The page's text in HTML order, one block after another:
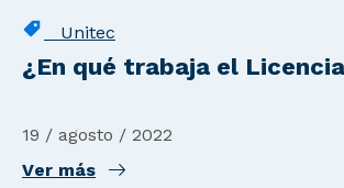
Unitec
¿En qué trabaja el
19 / agosto / 2022
Ver más